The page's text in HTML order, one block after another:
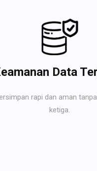
Data
rapi dan aman
ketiga.